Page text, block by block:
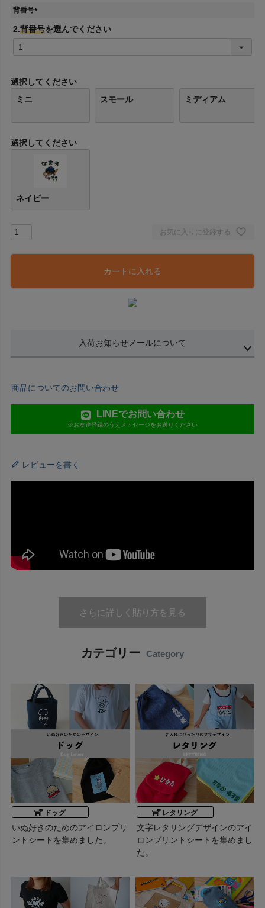
背番号
(
必
)
2.背番号を選んでください
選択してください
ミニ
スモール ミディアム
選択してください
ネイビー
お気に入りに登録する
カートに入れる
入荷お知らせメールについて
商品についてのお問い合わせ
LINEでお問い合わせ
※お友達登録のうえメッセージをお送りください
レビューを書く
さらに詳しく貼り方を見る
カテゴリー Category
ドッグ
いぬ好きのためのアイロンプリ
ントシートを集めました。
レタリング
文字レタリングデザインのアイ
ロンプリントシートを集めまし
た。